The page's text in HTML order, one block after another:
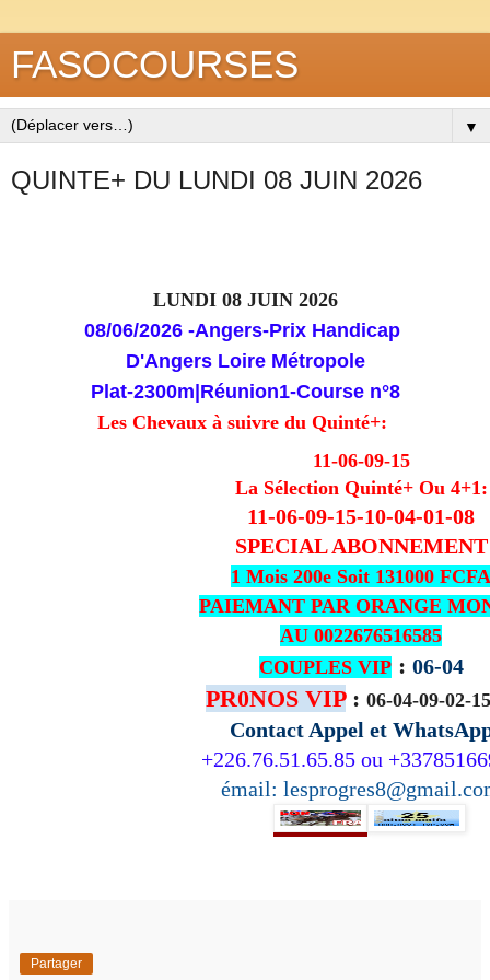
FASOCOURSES
▼
QUINTE+ DU LUNDI 08 JUIN 2026
LUNDI 08 JUIN 2026
08/06/2026 -Angers-Prix Handicap
D'Angers Loire Métropole
Plat-2300m|Réunion1-Coursen°8
Les Chevaux à suivre du Quinté+:
11-06-09-15
La Sélection Quinté+ Ou 4+1:
11-06-09-15-10-04-01-08
SPECIAL ABONNEMENT
1 Mois 200e Soit 131000 FCFA
PAIEMANT PAR ORANGE
AU 0022676516585
COUPLES VIP: 06-04
PR0NOS VIP: 06-04-09-02-
Contact Appel et
+226.76.51.65.85 ou
émail:
Partager